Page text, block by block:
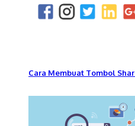
Cara Membuat Tombol